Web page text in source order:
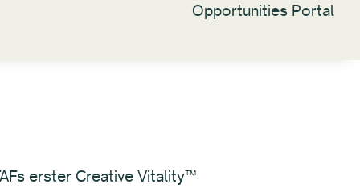
Opportunities Portal
Opportunities Portal
erster Creative Vitality™